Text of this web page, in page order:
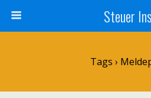
Steuer
Tags ›